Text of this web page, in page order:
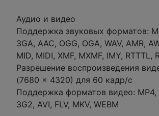
Аудио и видео
Поддержка звуковых форматов:
3GA, AAC, OGG, OGA, WAV, AMR,
MID, MIDI, XMF, MXMF, IMY, RTTTL,
Разрешение воспроизведения
(7680 x 4320) для 60 кадр/с
Поддержка форматов видео: MP4,
3G2, AVI, FLV, MKV, WEBM